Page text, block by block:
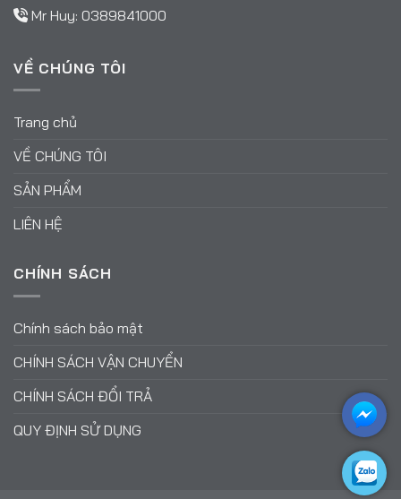
Mr Huy: 0389841000
VỀ CHÚNG TÔI
Trang chủ
VỀ CHÚNG TÔI
SẢN PHẨM
LIÊN HỆ
CHÍNH SÁCH
Chính sách bảo mật
CHÍNH SÁCH VẬN CHUYỂN
CHÍNH SÁCH ĐỔI TRẢ
QUY ĐỊNH SỬ DỤNG